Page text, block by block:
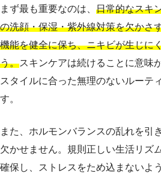
まず最も重要なのは、 日常的なスキ
の洗顔・保湿・紫外線対策を欠かさ
機能を健全に保ち、ニキビが生じに
う。スキンケアは続けることに意味
スタイルに合った無理のないルーテ
す。
また、ホルモンバランスの乱れを引
欠かせません。規則正しい生活リズ
確保し、ストレスをため込まないよ